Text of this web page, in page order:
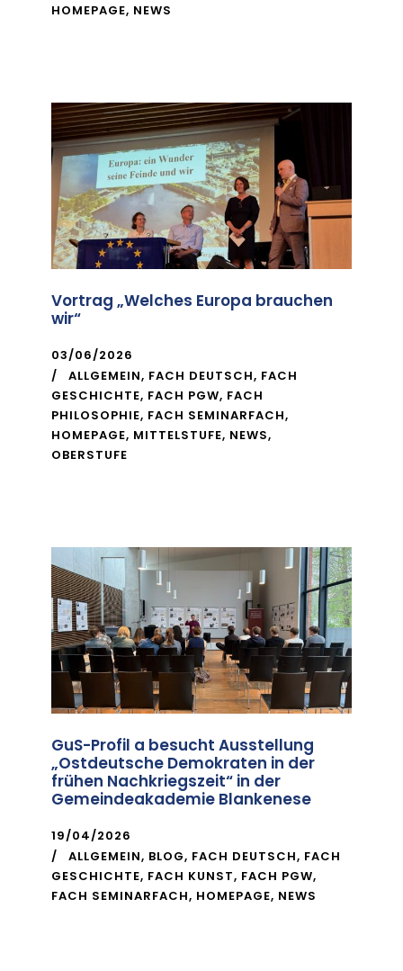
HOMEPAGE, NEWS
Vortrag „Welches Europa brauchen
wir“
03/06/2026
ALLGEMEIN, FACH DEUTSCH, FACH
GESCHICHTE, FACH PGW, FACH
PHILOSOPHIE, FACH SEMINARFACH,
HOMEPAGE, MITTELSTUFE, NEWS,
OBERSTUFE
GuS-Profil a besucht Ausstellung
„Ostdeutsche Demokraten in der
frühen Nachkriegszeit“ in der
Gemeindeakademie Blankenese
19/04/2026
ALLGEMEIN, BLOG, FACH DEUTSCH, FACH
GESCHICHTE, FACH KUNST, FACH PGW,
FACH SEMINARFACH, HOMEPAGE, NEWS